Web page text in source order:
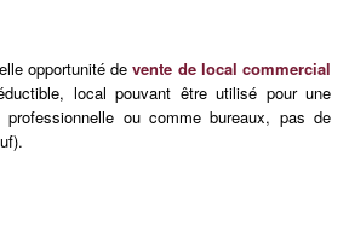
opportunité devente de local commercial
local pouvant être utilisé pour une
ou comme bureaux, pas de